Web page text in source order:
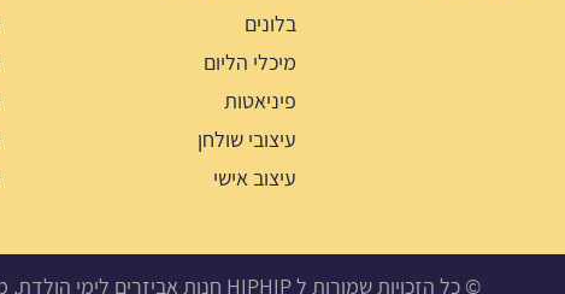
בלונים
מיכלי הליום
פיניאטות
עיצובי שולחן
עיצוב אישי
© כל הזכויות שמורות ל HIPHIP חנות אביזרים לימי הולדת, מסיבות ואירועים